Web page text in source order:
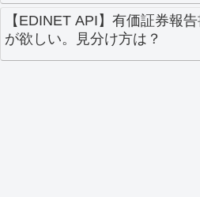
【EDINET API】有価証券報
が欲しい。見分け方は？